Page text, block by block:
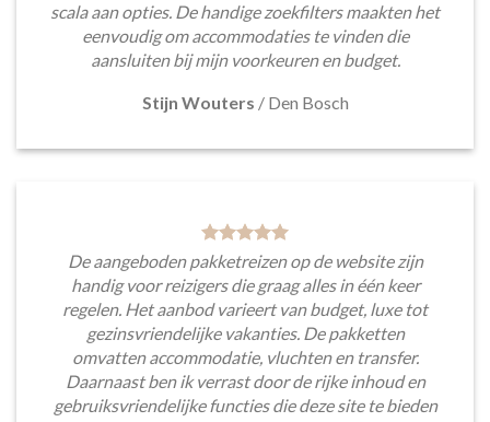
scala aan opties. De handige zoekfilters maakten het
eenvoudig om accommodaties te vinden die
aansluiten bij mijn voorkeuren en budget.
Stijn Wouters / Den Bosch
De aangeboden pakketreizen op de website zijn
handig voor reizigers die graag alles in één keer
regelen. Het aanbod varieert van budget, luxe tot
gezinsvriendelijke vakanties. De pakketten
omvatten accommodatie, vluchten en transfer.
Daarnaast ben ik verrast door de rijke inhoud en
gebruiksvriendelijke functies die deze site te bieden